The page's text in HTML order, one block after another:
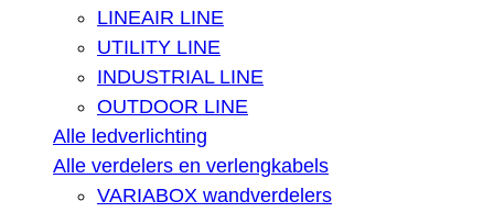
LINEAIR LINE
UTILITY LINE
INDUSTRIAL LINE
OUTDOOR LINE
Alle ledverlichting
Alle verdelers en verlengkabels
VARIABOX wandverdelers